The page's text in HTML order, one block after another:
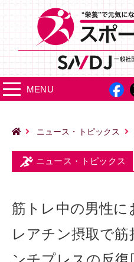
MENU
ニュース・トピックス
ニュース・トピックス
筋トレ中の男性に
レアチン摂取で